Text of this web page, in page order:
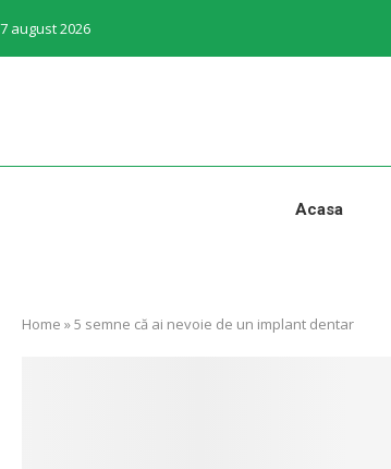
7 august 2026
Acasa
Home »5 semne că ai nevoie de un implant dentar